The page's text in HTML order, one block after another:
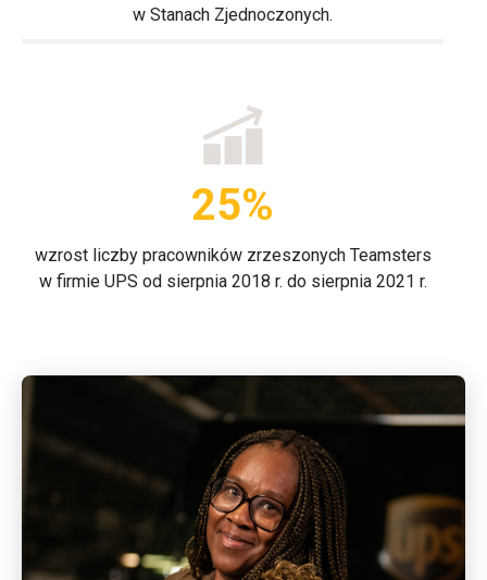
w Stanach Zjednoczonych.
25%
wzrost liczby pracowników zrzeszonych Teamsters
w firmie UPS od sierpnia 2018 r. do sierpnia 2021 r.